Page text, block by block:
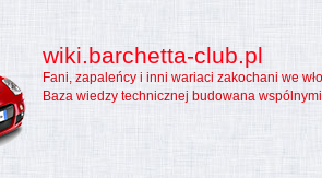
wiki.barchetta-club.pl
Fani, zapaleńcy i inni wariaci zakochani we
Baza wiedzy technicznej budowana wspólnymi